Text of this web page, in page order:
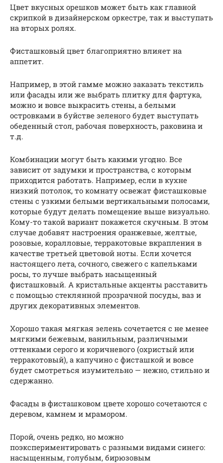
Цвет вкусных орешков может быть как главной
скрипкой в дизайнерском оркестре, так и выступать
на вторых ролях.
Фисташковый цвет благоприятно влияет на
аппетит.
Например, в этой гамме можно заказать текстиль
или фасады или же выбрать плитку для фартука,
можно и вовсе выкрасить стены, а белыми
островками в буйстве зеленого будет выступать
обеденный стол, рабочая поверхность, раковина и
т.д.
Комбинации могут быть какими угодно. Все
зависит от задумки и пространства, с которым
приходится работать. Например, если в кухне
низкий потолок, то комнату освежат фисташковые
стены с узкими белыми вертикальными полосами,
которые будут делать помещение выше визуально.
Кому-то такой вариант покажется скучным. В этом
случае добавят настроения оранжевые, желтые,
розовые, коралловые, терракотовые вкрапления в
качестве третьей цветовой ноты. Если хочется
настоящего лета, сочного, свежего с капельками
росы, то лучше выбрать насыщенный
фисташковый. А кристальные акценты расставить
с помощью стеклянной прозрачной посуды, ваз и
других декоративных элементов.
Хорошо такая мягкая зелень сочетается с не менее
мягкими бежевым, ванильным, различными
оттенками серого и коричневого (охристый или
терракотовый), а капучино с фисташкой и вовсе
будет смотреться изумительно — нежно, стильно и
сдержанно.
Фасады в фисташковом цвете хорошо сочетаются с
деревом, камнем и мрамором.
Порой, очень редко, но можно
поэкспериментировать с разными видами синего:
насыщенным, голубым, бирюзовым